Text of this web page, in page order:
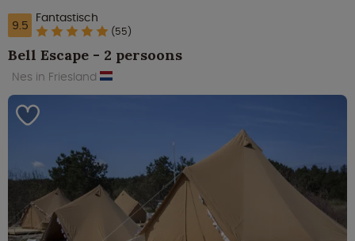
9.5 Fantastisch
(55)
Bell Escape - 2 persoons
Nes in Friesland